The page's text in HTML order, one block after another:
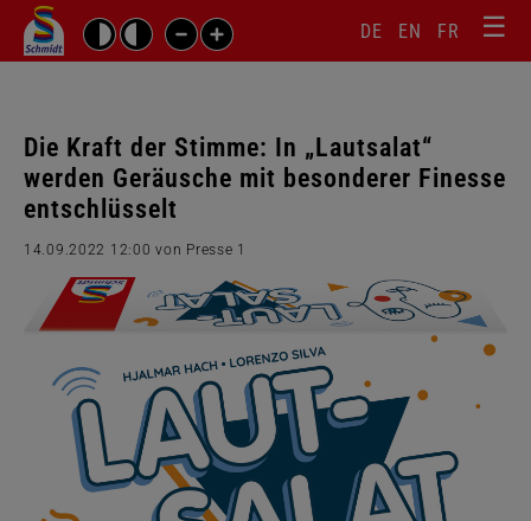
☰
DE EN FR
Suchbegriffe
Die Kraft der Stimme: In „Lautsalat“
werden Geräusche mit besonderer Finesse
entschlüsselt
14.09.2022 12:00 von Presse 1